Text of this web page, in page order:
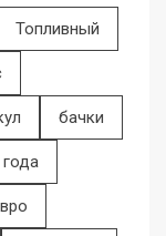
Топливный
бачки
года